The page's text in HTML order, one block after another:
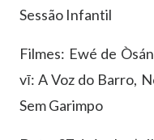
Sessão Infantil
Filmes: Ewé de
vī: A Voz do Barro,
Sem Garimpo